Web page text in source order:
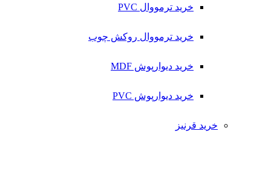
خرید ترمووال PVC
خرید ترمووال روکش چوب
خرید دیوارپوش MDF
خرید دیوارپوش PVC
خرید قرنیز